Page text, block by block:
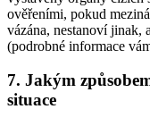
ověřeními, pokud
vázána, nestanoví jinak,
(podrobné informace
7. Jakým
situace